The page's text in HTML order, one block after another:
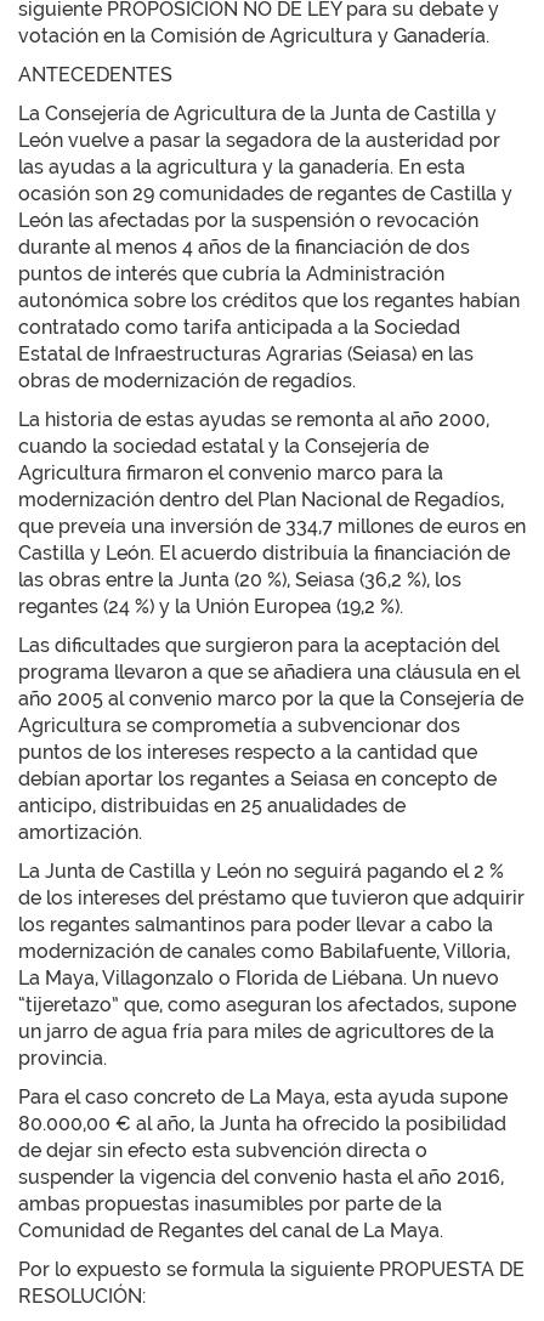
siguiente PROPOSICIÓN NO DE LEY para su debate y
votación en la Comisión de Agricultura y Ganadería.
ANTECEDENTES
La Consejería de Agricultura de la Junta de Castilla y
León vuelve a pasar la segadora de la austeridad por
las ayudas a la agricultura y la ganadería. En esta
ocasión son 29 comunidades de regantes de Castilla y
León las afectadas por la suspensión o revocación
durante al menos 4 años de la financiación de dos
puntos de interés que cubría la Administración
autonómica sobre los créditos que los regantes habían
contratado como tarifa anticipada a la Sociedad
Estatal de Infraestructuras Agrarias (Seiasa) en las
obras de modernización de regadíos.
La historia de estas ayudas se remonta al año 2000,
cuando la sociedad estatal y la Consejería de
Agricultura firmaron el convenio marco para la
modernización dentro del Plan Nacional de Regadíos,
que preveía una inversión de 334,7 millones de euros en
Castilla y León. El acuerdo distribuía la financiación de
las obras entre la Junta (20 %), Seiasa (36,2 %), los
regantes (24 %) y la Unión Europea (19,2 %).
Las dificultades que surgieron para la aceptación del
programa llevaron a que se añadiera una cláusula en el
año 2005 al convenio marco por la que la Consejería de
Agricultura se comprometía a subvencionar dos
puntos de los intereses respecto a la cantidad que
debían aportar los regantes a Seiasa en concepto de
anticipo, distribuidas en 25 anualidades de
amortización.
La Junta de Castilla y León no seguirá pagando el 2 %
de los intereses del préstamo que tuvieron que adquirir
los regantes salmantinos para poder llevar a cabo la
modernización de canales como Babilafuente, Villoria,
La Maya, Villagonzalo o Florida de Liébana. Un nuevo
“tijeretazo” que, como aseguran los afectados, supone
un jarro de agua fría para miles de agricultores de la
provincia.
Para el caso concreto de La Maya, esta ayuda supone
80.000,00 € al año, la Junta ha ofrecido la posibilidad
de dejar sin efecto esta subvención directa o
suspender la vigencia del convenio hasta el año 2016,
ambas propuestas inasumibles por parte de la
Comunidad de Regantes del canal de La Maya.
Por lo expuesto se formula la siguiente PROPUESTA DE
RESOLUCIÓN: